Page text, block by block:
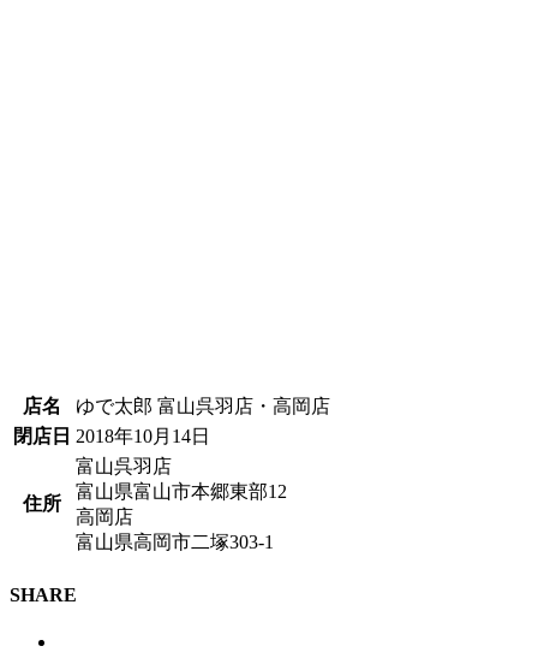
店名
ゆで太郎 富山呉羽店・高岡店
閉店日 2018年10月14日
住所
富山呉羽店
富山県富山市本郷東部12
高岡店
富山県高岡市二塚303-1
SHARE